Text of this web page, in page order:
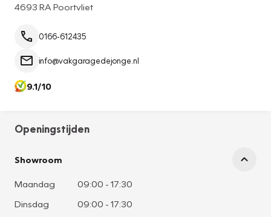
4693 RA Poortvliet
0166-612435
info@vakgaragedejonge.nl
9.1/10
Openingstijden
Showroom
Maandag 09:00 - 17:30
Dinsdag
09:00 - 17:30